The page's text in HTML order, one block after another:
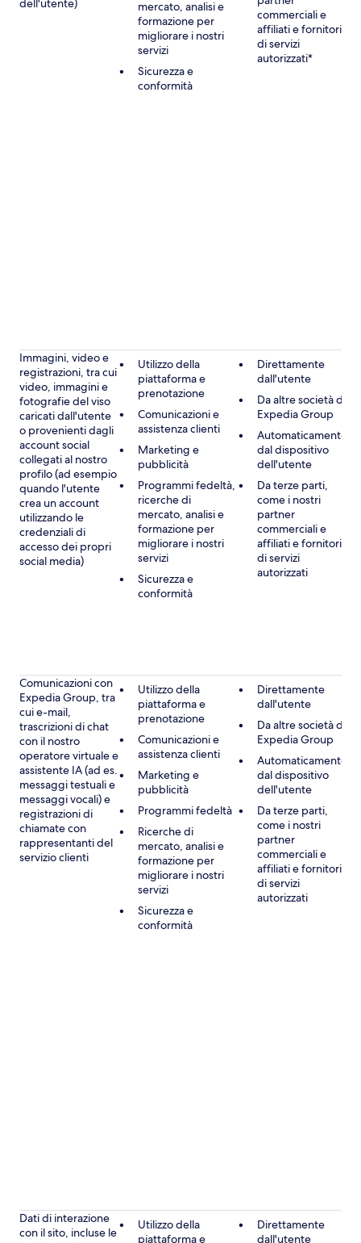
dell'utente)
mercato, analisi e
formazione per
migliorare i nostri
servizi
Sicurezza e
conformità
commerciali e
affiliati e fornitori
di servizi
autorizzati*
Immagini, video e
registrazioni, tra cui
video, immagini e
fotografie del viso
caricati dall'utente
o provenienti dagli
account social
collegati al nostro
profilo (ad esempio
quando l'utente
crea un account
utilizzando le
credenziali di
accesso dei propri
social media)
Utilizzo della
piattaforma e
prenotazione
Comunicazioni e
assistenza clienti
Marketing e
pubblicità
Programmi fedeltà,
ricerche di
mercato, analisi e
formazione per
migliorare i nostri
servizi
Sicurezza e
conformità
Direttamente
dall'utente
Da altre società di
Expedia Group
Automaticamente
dal dispositivo
dell'utente
Da terze parti,
come i nostri
partner
commerciali e
affiliati e fornitori
di servizi
autorizzati
Comunicazioni con
Expedia Group, tra
cui e-mail,
trascrizioni di chat
con il nostro
operatore virtuale e
assistente IA (ad es.
messaggi testuali e
messaggi vocali) e
registrazioni di
chiamate con
rappresentanti del
servizio clienti
Utilizzo della
piattaforma e
prenotazione
Comunicazioni e
assistenza clienti
Marketing e
pubblicità
Programmi fedeltà
Ricerche di
mercato, analisi e
formazione per
migliorare i nostri
servizi
Sicurezza e
conformità
Direttamente
dall'utente
Da altre società di
Expedia Group
Automaticamente
dal dispositivo
dell'utente
Da terze parti,
come i nostri
partner
commerciali e
affiliati e fornitori
di servizi
autorizzati
Dati di interazione
con il sito, incluse le
Utilizzo della
piattaforma e
Direttamente
dall'utente